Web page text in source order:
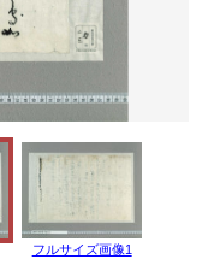
フルサイズ画像1